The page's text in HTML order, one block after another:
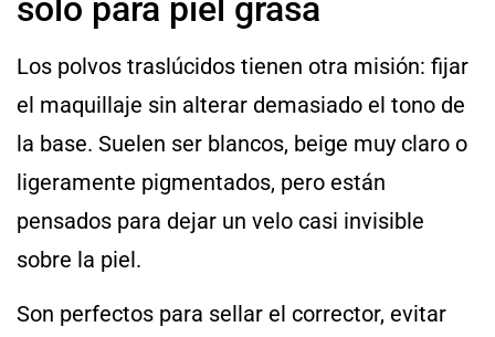
Los polvos traslúcidos tienen otra misión: fijar
el maquillaje sin alterar demasiado el tono de
la base. Suelen ser blancos, beige muy claro o
ligeramente pigmentados, pero están
pensados para dejar un velo casi invisible
sobre la piel.
Son perfectos para sellar el corrector, evitar